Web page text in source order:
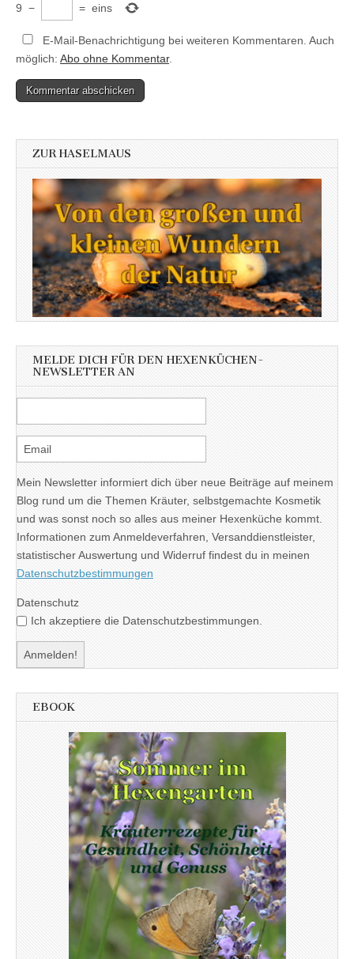
9 − = eins
E-Mail-Benachrichtigung bei weiteren Kommentaren. Auch
möglich: Abo ohne Kommentar.
ZUR HASELMAUS
MELDE DICH FÜR DEN HEXENKÜCHEN-
NEWSLETTER AN
Mein Newsletter informiert dich über neue Beiträge auf meinem
Blog rund um die Themen Kräuter, selbstgemachte Kosmetik
und was sonst noch so alles aus meiner Hexenküche kommt.
Informationen zum Anmeldeverfahren, Versanddienstleister,
statistischer Auswertung und Widerruf findest du in meinen
Datenschutzbestimmungen
Datenschutz
Ich akzeptiere die Datenschutzbestimmungen.
EBOOK